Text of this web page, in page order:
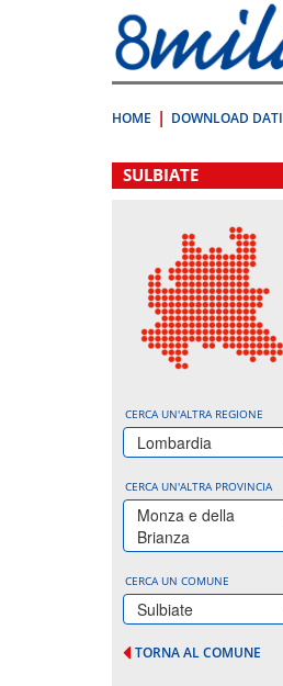
direttamente
a:
Contenuto
HOME DOWNLOAD DATI
.
SULBIATE
CERCA UN'ALTRA REGIONE
Lombardia
CERCA UN'ALTRA PROVINCIA
Monza e della
Brianza
CERCA UN COMUNE
Sulbiate
TORNA AL COMUNE